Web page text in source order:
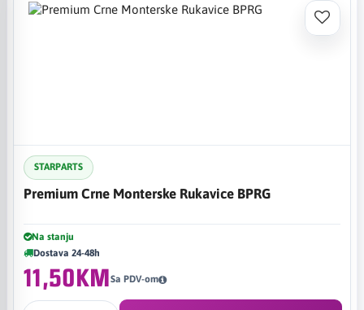
STARPARTS
Premium Crne Monterske Rukavice BPRG
Na stanju
Dostava 24-48h
11,50KMSa PDV-om